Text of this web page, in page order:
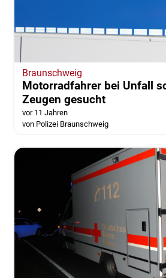
Braunschweig
Motorradfahrer bei Unfall
Zeugen gesucht
vor 11 Jahren
von Polizei Braunschweig